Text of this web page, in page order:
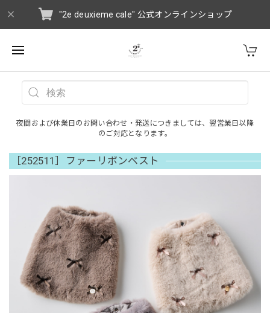
"2e deuxieme cale" 公式オンラインショップ
夜間および休業日のお問い合わせ・発送につきましては、翌営業日以降
のご対応となります。
［252511］ファーリボンベスト